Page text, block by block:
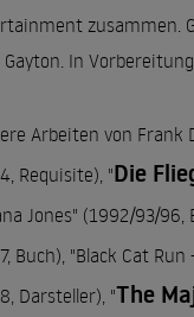
zusammen.
Gayton. In
Arbeiten von Frank
Requisite), "Die
Jones" (1992/93/96,
Buch), "Black Cat
Darsteller), "The